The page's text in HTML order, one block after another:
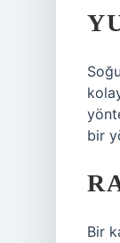
bir
Bir